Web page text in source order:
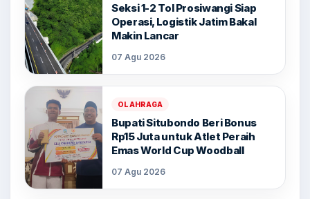
Seksi 1-2 Tol Prosiwangi Siap
Operasi, Logistik Jatim Bakal
Makin Lancar
07 Agu 2026
OLAHRAGA
Bupati Situbondo Beri Bonus
Rp15 Juta untuk Atlet Peraih
Emas World Cup Woodball
07 Agu 2026